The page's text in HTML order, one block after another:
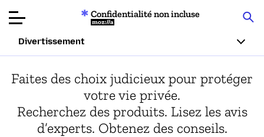
Tests de
produits
Articles
Confidentialité non incluse
Mozilla
Divertissement
Faites des choix judicieux pour protéger
votre vie privée.
Recherchez des produits. Lisez les avis
d’experts. Obtenez des conseils.